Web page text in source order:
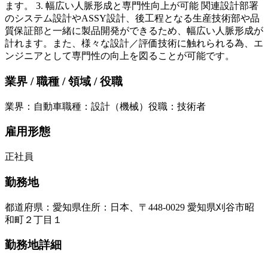
ます。 3. 幅広い人脈形成と専門性向上が可能 関連設計部署
のシステム設計やASSY設計、後工程となる生産技術部や品
質保証部と一緒に製品開発ができるため、幅広い人脈形成が
計れます。また、様々な設計／評価技術に触れられる為、エ
ンジニアとして専門性の向上を図ることが可能です。
業界 / 職種 / 領域 / 役職
業界 ： 自動車職種 ： 設計（機械） 役職 ： 技術者
雇用形態
正社員
勤務地
都道府県 ： 愛知県住所 ： 日本、〒448-0029 愛知県刈谷市昭
和町２丁目１
勤務地詳細